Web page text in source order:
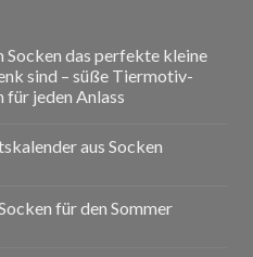
Socken das perfekte kleine
sind – süße Tiermotiv-
für jeden Anlass
aus Socken
für den Sommer